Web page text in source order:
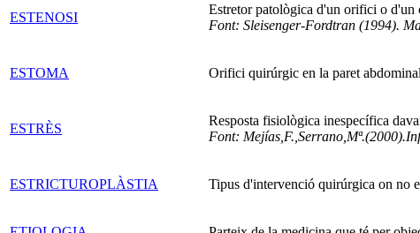
ESTENOSI
Estretor patològica d'un orifici o d'un
Font: Sleisenger-Fordtran (1994).
ESTOMA Orifici quirúrgic en la paret
ESTRÈS
Resposta fisiològica inespecífica
Font:
ESTRICTUROPLÀSTIA Tipus d'intervenció quirúrgica on no